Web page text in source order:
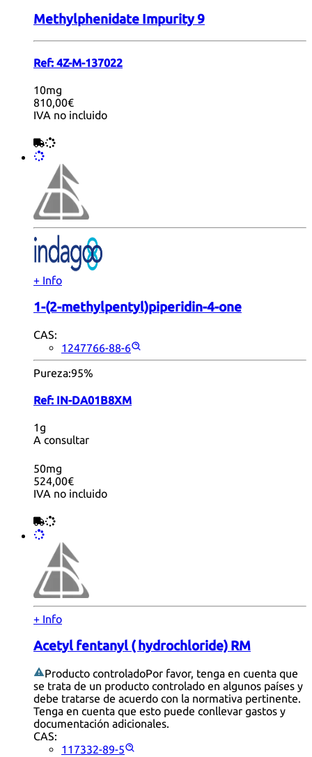
Methylphenidate Impurity 9
Ref: 4Z-M-137022
10mg
810,00€
IVA no incluido
+ Info
1-(2-methylpentyl)piperidin-4-one
CAS:
1247766-88-6
Pureza:95%
Ref: IN-DA01B8XM
1g
A consultar
50mg
524,00€
IVA no incluido
+ Info
Acetyl fentanyl ( hydrochloride) RM
Producto controladoPor favor, tenga en cuenta que
se trata de un producto controlado en algunos países y
debe tratarse de acuerdo con la normativa pertinente.
Tenga en cuenta que esto puede conllevar gastos y
documentación adicionales.
CAS:
117332-89-5